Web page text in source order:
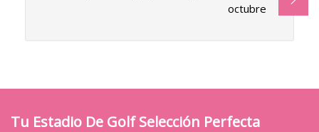
octubre
Tu Estadio De Golf Selección Perfecta